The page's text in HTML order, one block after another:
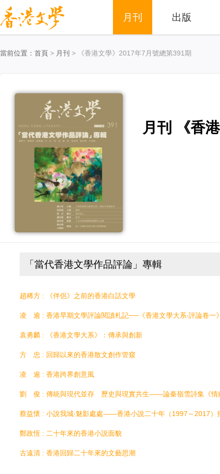
月刊 出版
當前位置： 首頁 > 月刊 > 《香港文學》2017年7月號總第391期
月刊 《香
「當代香港文學作品評論」專輯
趙稀方 : 《伴侶》之前的香港白話文學
凌 逾 : 香港早期文學評論閱讀札記──《香港文學大系‧評論卷一
袁勇麟 : 《香港文學大系》：傳承與創新
方 忠 : 回歸以來的香港散文創作管窺
凌 逾 : 香港跨界創意風
蔡益懷 : 小說我城‧魅影處處——香港小說二十年（1997～2017）
鄭政恆 : 二十年來的香港小說面貌
古遠清 : 香港回歸二十年來的文藝思潮